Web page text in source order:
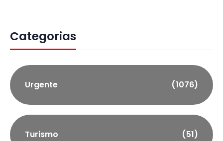
Categorias
Urgente (1076)
Turismo (51)